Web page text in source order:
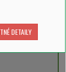
DETAILY